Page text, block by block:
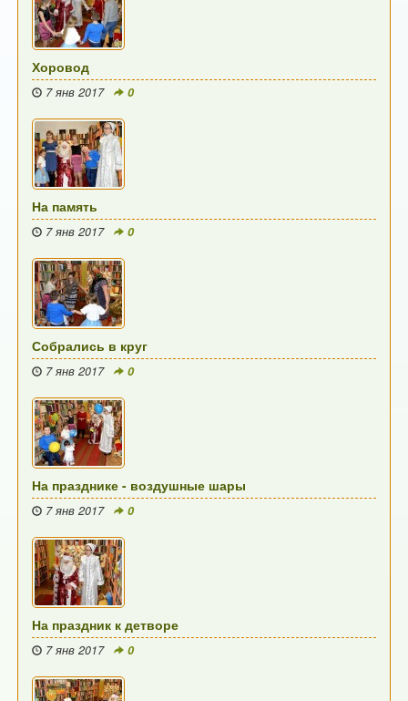
Хоровод
7 янв 2017 0
На память
7 янв 2017 0
Собрались в круг
7 янв 2017 0
На празднике - воздушные шары
7 янв 2017 0
На праздник к детворе
7 янв 2017 0